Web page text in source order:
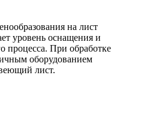
на лист
уровень оснащения и
процесса. При обработке
оборудованием
лист.